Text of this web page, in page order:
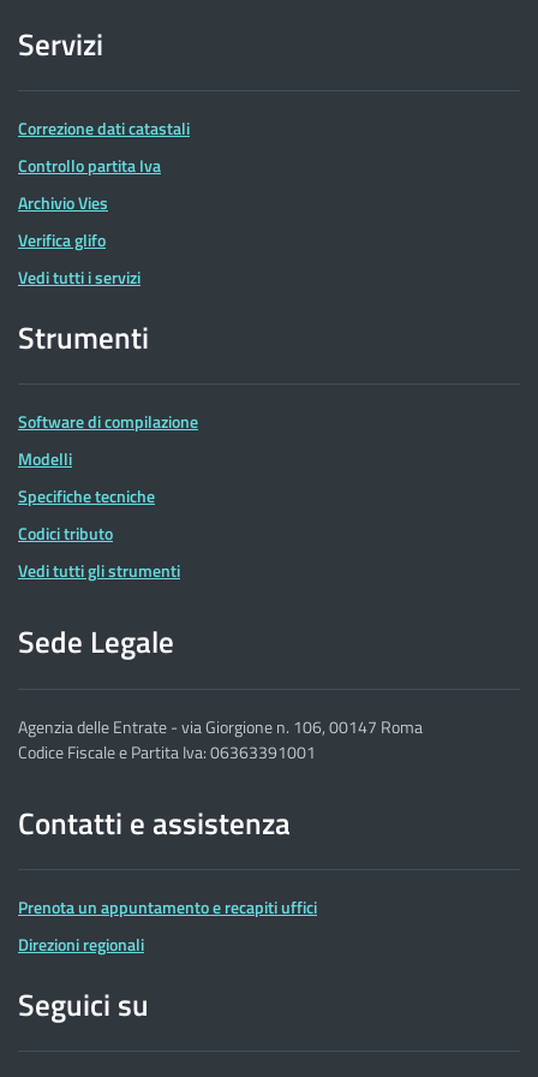
Servizi
Correzione dati catastali
Controllo partita Iva
Archivio Vies
Verifica glifo
Vedi tutti i servizi
Strumenti
Software di compilazione
Modelli
Specifiche tecniche
Codici tributo
Vedi tutti gli strumenti
Sede Legale
Agenzia delle Entrate - via Giorgione n. 106, 00147 Roma
Codice Fiscale e Partita Iva: 06363391001
Contatti e assistenza
Prenota un appuntamento e recapiti uffici
Direzioni regionali
Seguici su